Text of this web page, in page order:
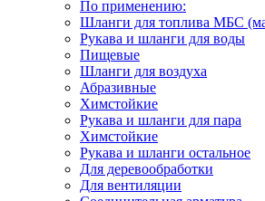
По применению:
Шланги для топлива МБС
Рукава и шланги для воды
Пищевые
Шланги для воздуха
Абразивные
Химстойкие
Рукава и шланги для пара
Химстойкие
Рукава и шланги остальное
Для деревообработки
Для вентиляции